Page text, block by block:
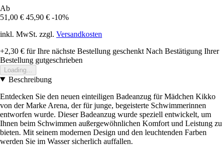
Ab
51,00 € 45,90 € -10%
inkl. MwSt. zzgl. Versandkosten
+2,30 € für Ihre nächste Bestellung geschenkt Nach Bestätigung Ihrer
Bestellung gutgeschrieben
Loading...
Beschreibung
Entdecken Sie den neuen einteiligen Badeanzug für Mädchen Kikko
von der Marke Arena, der für junge, begeisterte Schwimmerinnen
entworfen wurde. Dieser Badeanzug wurde speziell entwickelt, um
Ihnen beim Schwimmen außergewöhnlichen Komfort und Leistung zu
bieten. Mit seinem modernen Design und den leuchtenden Farben
werden Sie im Wasser sicherlich auffallen.